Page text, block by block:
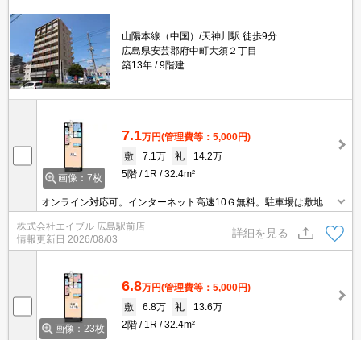
山陽本線（中国）/天神川駅 徒歩9分
広島県安芸郡府中町大須２丁目
築13年
9階建
画像：7枚
7.1万円(管理費等：5,000円)
敷
7.1万 礼
14.2万
5階
1R 32.4m²
オンライン対応可。インターネット高速10Ｇ無料。駐車場は敷地
内。敷地内、全面禁煙。24時間ゴミ出し可。
株式会社エイブル 広島駅前店
情報更新日 2026/08/03
詳細を見る
画像：23枚
6.8万円(管理費等：5,000円)
敷
6.8万 礼
13.6万
2階
1R 32.4m²